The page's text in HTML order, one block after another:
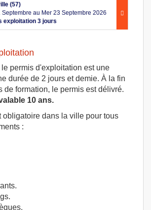
(57)
Septembre au Mer 23 Septembre 2026
exploitation 3 jours
permis d'exploitation est une
durée de 2 jours et demie. À la fin
de formation, le permis est délivré.
10 ans.
obligatoire dans la ville pour tous
: